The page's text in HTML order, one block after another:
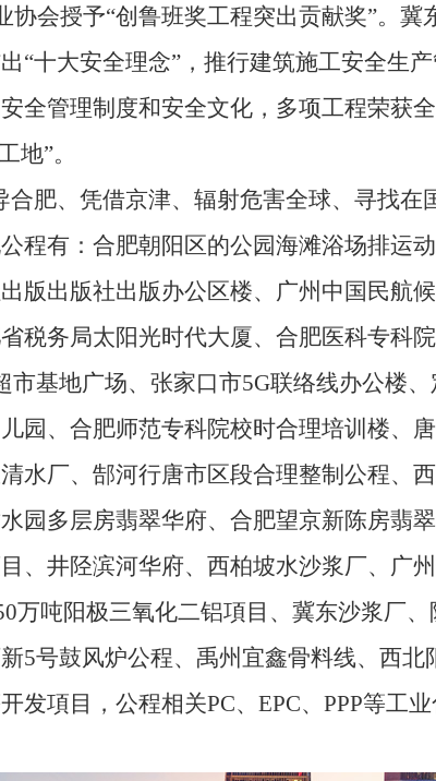
会授予“创鲁班奖工程突出贡献奖”。冀
“十大安全理念”，推行建筑施工安全生
全管理制度和安全文化，多项工程荣获
地”。
、凭借京津、辐射危害全球、寻找在
程有：合肥朝阳区的公园海滩浴场排运
版出版社出版办公区楼、广州中国民航
税务局太阳光时代大厦、合肥医科专科
基地广场、张家口市5G联络线办公楼
园、合肥师范专科院校时合理培训楼、
水厂、郜河行唐市区段合理整制公程、
园多层房翡翠华府、合肥望京新陈房翡
、井陉滨河华府、西柏坡水沙浆厂、广
万吨阳极三氧化二铝項目、冀东沙浆厂
5号鼓风炉公程、禹州宜鑫骨料线、西
項目，公程相关PC、EPC、PPP等工业